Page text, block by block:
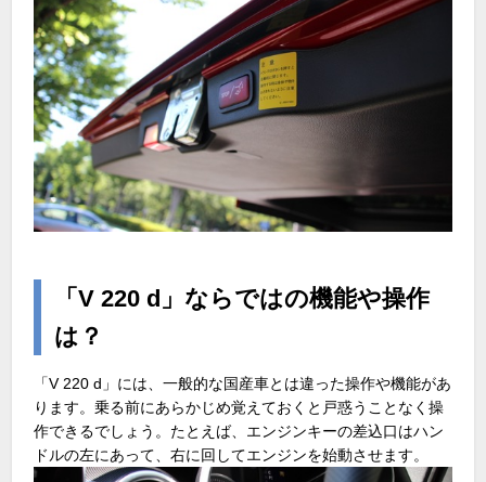
「V 220 d」ならではの機能や操作
は？
「V 220 d」には、一般的な国産車とは違った操作や機能があ
ります。乗る前にあらかじめ覚えておくと戸惑うことなく操
作できるでしょう。たとえば、エンジンキーの差込口はハン
ドルの左にあって、右に回してエンジンを始動させます。